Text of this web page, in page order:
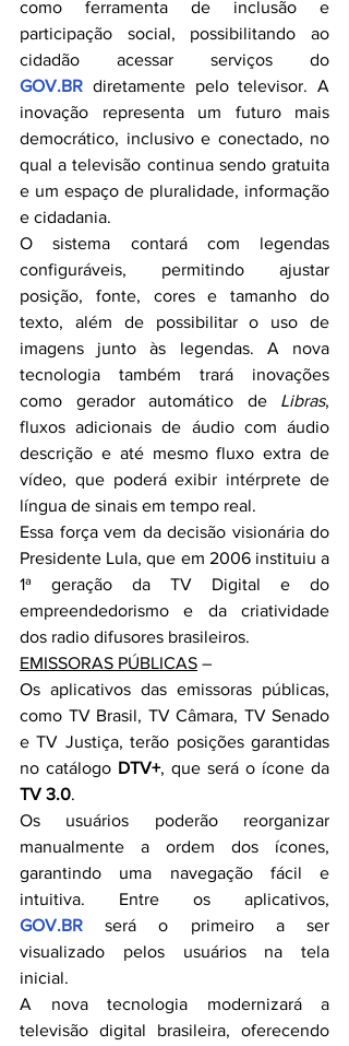
como ferramenta de inclusão e
participação social, possibilitando ao
GOV.BR diretamente pelo televisor. A
inovação representa um futuro mais
democrático, inclusivo e conectado, no
qual a televisão continua sendo gratuita
e um espaço de pluralidade, informação
e cidadania.
O sistema contará com legendas
configuráveis, permitindo ajustar
posição, fonte, cores e tamanho do
texto, além de possibilitar o uso de
imagens junto às legendas. A nova
tecnologia também trará inovações
como gerador automático de Libras,
fluxos adicionais de áudio com áudio
descrição e até mesmo fluxo extra de
vídeo, que poderá exibir intérprete de
língua de sinais em tempo real.
Essa força vem da decisão visionária do
Presidente Lula, que em 2006 instituiu a
1ª geração da TV Digital e do
empreendedorismo e da criatividade
dos radio difusores brasileiros.
EMISSORAS PÚBLICAS –
Os aplicativos das emissoras públicas,
como TV Brasil, TV Câmara, TV Senado
e TV Justiça, terão posições garantidas
no catálogo DTV+
TV 3.0.
Os usuários poderão reorganizar
manualmente a ordem dos ícones,
garantindo uma navegação fácil e
GOV.BR será o primeiro a ser
visualizado pelos usuários na tela
inicial.
A nova tecnologia modernizará a
televisão digital brasileira, oferecendo